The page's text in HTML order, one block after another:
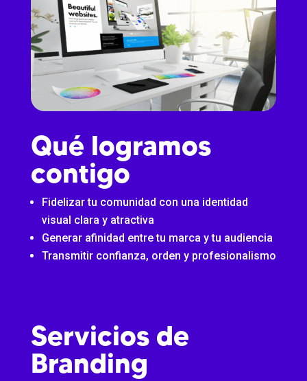
Qué logramos
contigo
Fidelizar tu comunidad con una identidad
visual clara y atractiva
Generar afinidad entre tu marca y tu audiencia
Transmitir confianza, orden y profesionalismo
Servicios de
Branding